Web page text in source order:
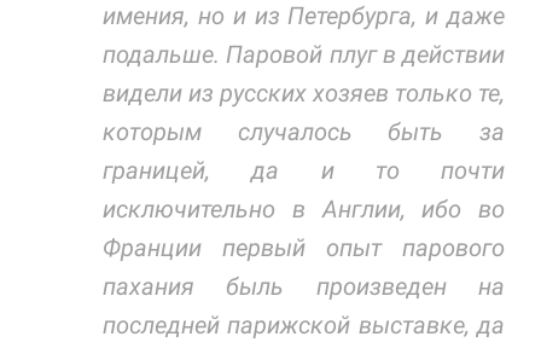
имения, но и из Петербурга, и даже
подальше. Паровой плуг в действии
видели из русских хозяев только те,
которым случалось быть за
границей, да и то почти
исключительно в Англии, ибо во
Франции первый опыт парового
пахания быль произведен на
последней парижской выставке, да